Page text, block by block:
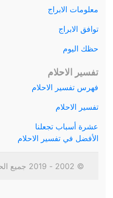
معلومات الابراج
توافق الابراج
حظك اليوم
تفسير الاحلام
فهرس تفسير الاحلام
تفسير الاحلام
عشرة أسباب تجعلنا
الأفضل في تفسير الاحلام
© 2002 - 2019 جميع الحقوق محفوظة